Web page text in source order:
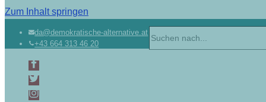
Zum Inhalt springen
da@demokratische-alternative.at
+43 664 313 46 20